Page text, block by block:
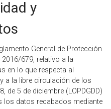
y
General de Protección
2016/679, relativo a la
en lo que respecta al
a la libre circulación de los
de 5 de diciembre (LOPDGDD)
los datos recabados mediante